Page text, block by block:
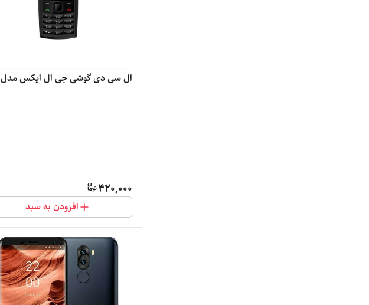
ال سی دی گوشی جی ال ایکس مدل X2
420,000
افزودن به سبد